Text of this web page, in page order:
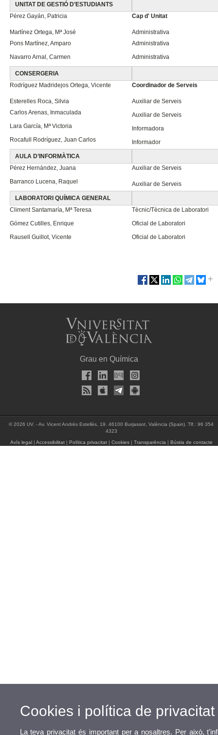
UNITAT DE GESTIÓ D’ESTUDIANTS
Pérez Gayán, Patricia
Cap d' Unitat
Martínez Ortega, Mª José
Administrativa
Pons Martínez, Amparo
Administrativa
Navarro Arnal, Carmen
Administrativa
CONSERGERIA
Rodríguez Madridejos Ortega, Vicente
Coordinador de Serveis
Esterelles Roca, Silvia
Auxiliar de Serveis
Carlos Arenas, Inmaculada
Auxiliar de Serveis
Lara García, Mª Victoria
Informadora
Rocafull Rodríguez, Juan Carlos
Informador
AULA D’INFORMÀTICA
Pérez Hernández, Juana
Auxiliar de Serveis
Barranco Lucena, Raquel
Auxiliar de Serveis
LABORATORI QUÍMICA GENERAL
Climent Santamaría, Mª Teresa
Tècnic/Tècnica de Laboratori
Gómez Cutilles, Enrique
Oficial de Laboratori
Rausell Guillot, Vicente
Oficial de Laboratori
Grau en Química
© 2026 UV. - Av. Vicent Andrés Estellés, 19. 46100 Burjassot, València (Spain). Tlf.: 96 354
4323
Avís legal| Accessibilitat| Política privacitat| Cookies| Transparència | Bústia de contacte
Cookies i política de privacitat
La teva privacitat és important per a nosaltres. Per això,